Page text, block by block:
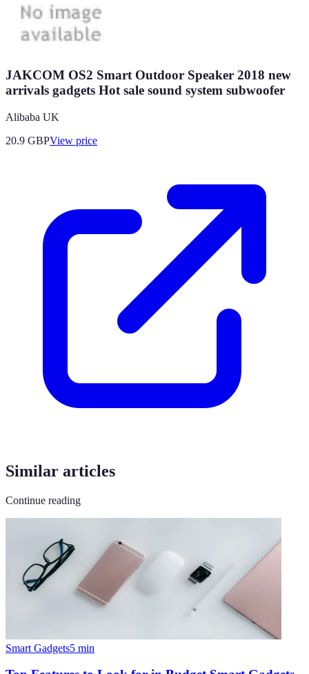
JAKCOM OS2 Smart Outdoor Speaker 2018 new
arrivals gadgets Hot sale sound system subwoofer
Alibaba UK
20.9 GBPView price
Similar articles
Continue reading
Smart Gadgets5 min